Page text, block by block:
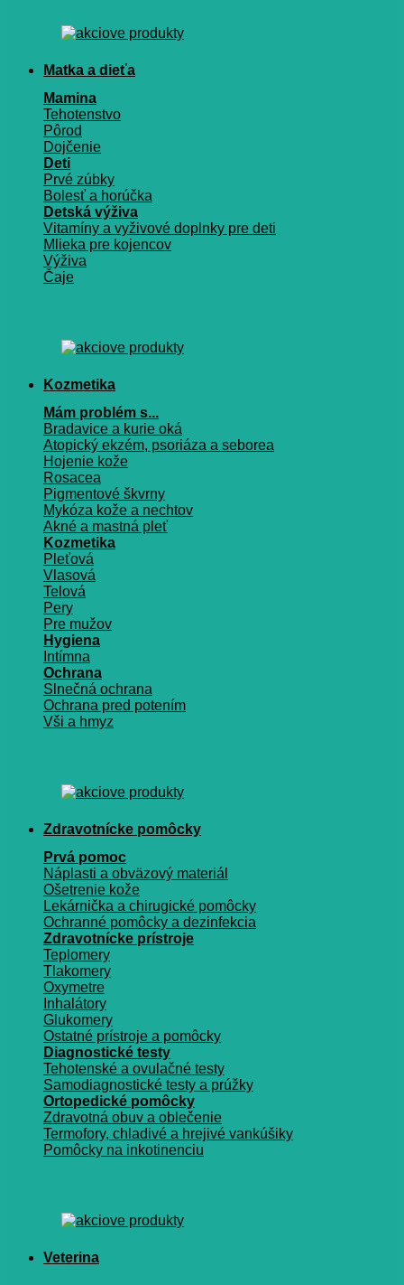
Matka a dieťa
Mamina
Tehotenstvo
Pôrod
Dojčenie
Deti
Prvé zúbky
Bolesť a horúčka
Detská výživa
Vitamíny a vyživové doplnky pre deti
Mlieka pre kojencov
Výživa
Čaje
Kozmetika
Mám problém s...
Bradavice a kurie oká
Atopický ekzém, psoriáza a seborea
Hojenie kože
Rosacea
Pigmentové škvrny
Mykóza kože a nechtov
Akné a mastná pleť
Kozmetika
Pleťová
Vlasová
Telová
Pery
Pre mužov
Hygiena
Intímna
Ochrana
Slnečná ochrana
Ochrana pred potením
Vši a hmyz
Zdravotnícke pomôcky
Prvá pomoc
Náplasti a obväzový materiál
Ošetrenie kože
Lekárnička a chirugické pomôcky
Ochranné pomôcky a dezinfekcia
Zdravotnícke prístroje
Teplomery
Tlakomery
Oxymetre
Inhalátory
Glukomery
Ostatné prístroje a pomôcky
Diagnostické testy
Tehotenské a ovulačné testy
Samodiagnostické testy a prúžky
Ortopedické pomôcky
Zdravotná obuv a oblečenie
Termofory, chladivé a hrejivé vankúšiky
Pomôcky na inkotinenciu
Veterina